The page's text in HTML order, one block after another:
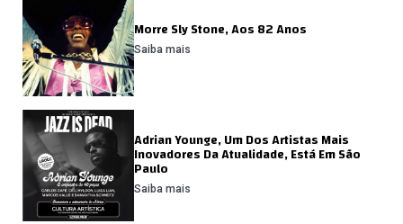
Morre Sly Stone, Aos 82 Anos
Saiba mais
Adrian Younge, Um Dos Artistas Mais
Inovadores Da Atualidade, Está Em São
Paulo
Saiba mais